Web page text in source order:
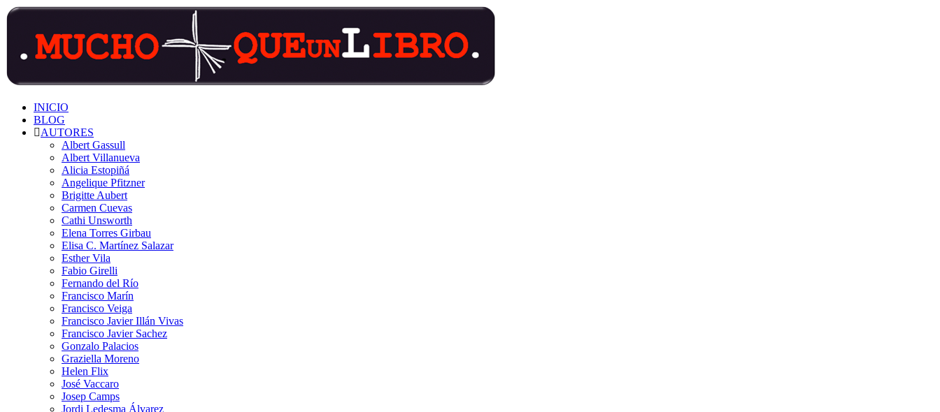
Saltar
INICIO
BLOG
AUTORES
Albert Gassull
Albert Villanueva
Alicia Estopiñá
Angelique Pfitzner
Brigitte Aubert
Carmen Cuevas
Cathi Unsworth
Elena Torres Girbau
Elisa C. Martínez Salazar
Esther Vila
Fabio Girelli
Fernando del Río
Francisco Marín
Francisco Veiga
Francisco Javier Illán Vivas
Francisco Javier Sachez
Gonzalo Palacios
Graziella Moreno
Helen Flix
José Vaccaro
Josep Camps
Jordi Ledesma Álvarez